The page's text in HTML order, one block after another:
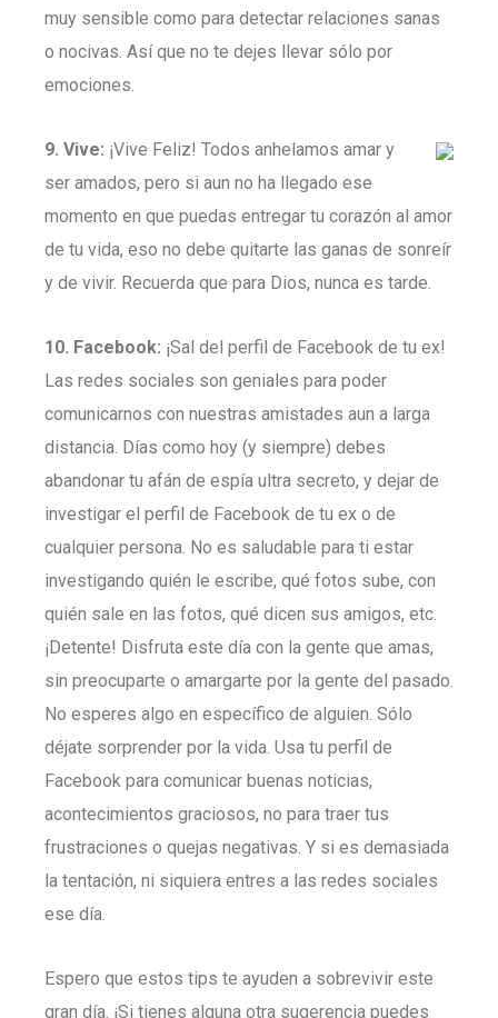
muy sensible como para detectar relaciones sanas
o nocivas. Así que no te dejes llevar sólo por
emociones.
9. Vive: ¡Vive Feliz! Todos anhelamos amar y
ser amados, pero si aun no ha llegado ese
momento en que puedas entregar tu corazón al amor
de tu vida, eso no debe quitarte las ganas de sonreír
y de vivir. Recuerda que para Dios, nunca es tarde.
10. Facebook: ¡Sal del perfil de Facebook de tu ex!
Las redes sociales son geniales para poder
comunicarnos con nuestras amistades aun a larga
distancia. Días como hoy (y siempre) debes
abandonar tu afán de espía ultra secreto, y dejar de
investigar el perfil de Facebook de tu ex o de
cualquier persona. No es saludable para ti estar
investigando quién le escribe, qué fotos sube, con
quién sale en las fotos, qué dicen sus amigos, etc.
¡Detente! Disfruta este día con la gente que amas,
sin preocuparte o amargarte por la gente del pasado.
No esperes algo en específico de alguien. Sólo
déjate sorprender por la vida. Usa tu perfil de
Facebook para comunicar buenas noticias,
acontecimientos graciosos, no para traer tus
frustraciones o quejas negativas. Y si es demasiada
la tentación, ni siquiera entres a las redes sociales
ese día.
Espero que estos tips te ayuden a sobrevivir este
gran día. ¡Si tienes alguna otra sugerencia puedes